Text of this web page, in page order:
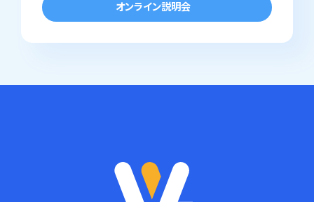
オンライン説明会